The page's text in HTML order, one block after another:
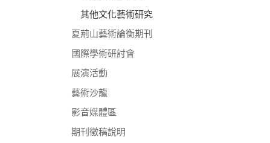
其他文化藝術研究
夏荊山藝術論衡期刊
國際學術研討會
展演活動
藝術沙龍
影音媒體區
期刊徵稿說明